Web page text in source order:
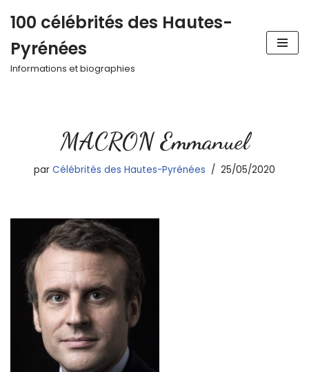
au
contenu
100 célébrités des Hautes-
Pyrénées
Informations et biographies
MACRON Emmanuel
par Célébrités des Hautes-Pyrénées 25/05/2020